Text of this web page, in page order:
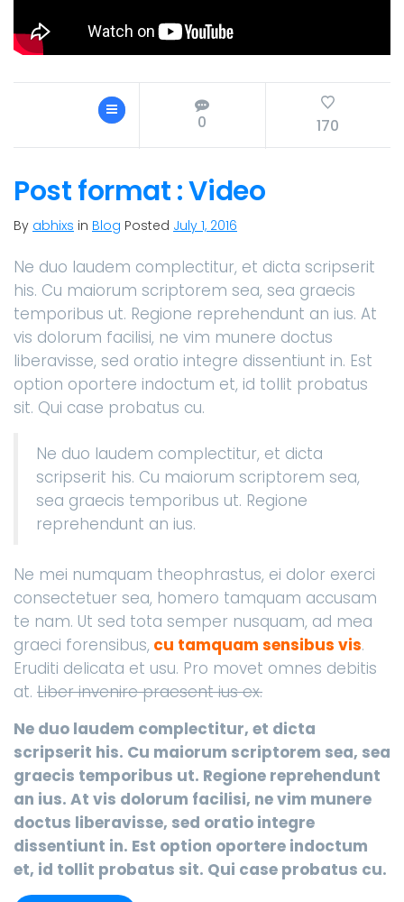
0 170
Post format : Video
By abhixs in Blog Posted July 1, 2016
Ne duo laudem complectitur, et dicta scripserit
his. Cu maiorum scriptorem sea, sea graecis
temporibus ut. Regione reprehendunt an ius. At
vis dolorum facilisi, ne vim munere doctus
liberavisse, sed oratio integre dissentiunt in. Est
option oportere indoctum et, id tollit probatus
sit. Qui case probatus cu.
Ne duo laudem complectitur, et dicta
scripserit his. Cu maiorum scriptorem sea,
sea graecis temporibus ut. Regione
reprehendunt an ius.
Ne mei numquam theophrastus, ei dolor exerci
consectetuer sea, homero tamquam accusam
te nam. Ut sed tota semper nusquam, ad mea
graeci forensibus, cu tamquam sensibus vis.
Eruditi delicata et usu. Pro movet omnes debitis
at. Liber invenire praesent ius ex.
Ne duo laudem complectitur, et dicta
scripserit his. Cu maiorum scriptorem sea, sea
graecis temporibus ut. Regione reprehendunt
an ius. At vis dolorum facilisi, ne vim munere
doctus liberavisse, sed oratio integre
dissentiunt in. Est option oportere indoctum
et, id tollit probatus sit. Qui case probatus cu.